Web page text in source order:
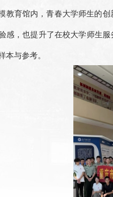
教育馆内，青春大学师生的
感，也提升了在校大学师生
本与参考。